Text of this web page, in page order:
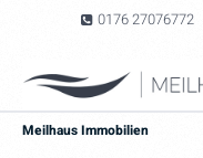
0176 27076772
Meilhaus Immobilien